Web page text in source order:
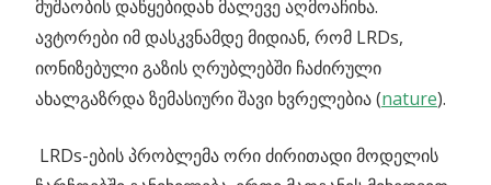
მუშაობის დაწყებიდან მალევე აღმოაჩინა.
ავტორები იმ დასკვნამდე მიდიან, რომ LRDs,
იონიზებული გაზის ღრუბლებში ჩაძირული
ახალგაზრდა ზემასიური შავი ხვრელებია (nature).
LRDs-ების პრობლემა ორი ძირითადი მოდელის